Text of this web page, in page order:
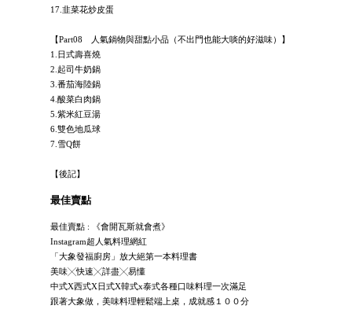
17.韭菜花炒皮蛋
【Part08 人氣鍋物與甜點小品（不出門也能大啖的好滋味）】
1.日式壽喜燒
2.起司牛奶鍋
3.番茄海陸鍋
4.酸菜白肉鍋
5.紫米紅豆湯
6.雙色地瓜球
7.雪Q餅
【後記】
最佳賣點
最佳賣點 : 《會開瓦斯就會煮》
Instagram超人氣料理網紅
「大象發福廚房」放大絕第一本料理書
美味╳快速╳詳盡╳易懂
中式X西式X日式X韓式x泰式各種口味料理一次滿足
跟著大象做，美味料理輕鬆端上桌，成就感１００分